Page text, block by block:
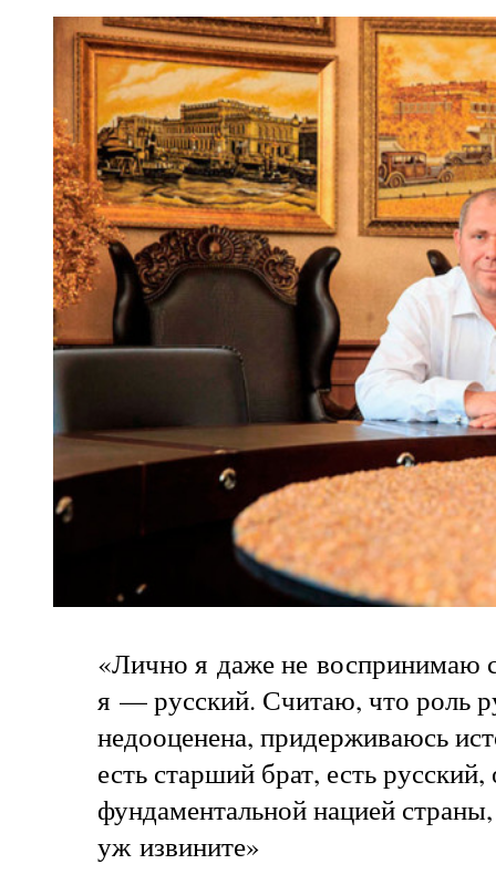
«Лично я даже не воспринимаю
я — русский. Считаю, что роль
недооценена, придерживаюсь
есть старший брат, есть русский,
фундаментальной нацией страны,
уж извините»